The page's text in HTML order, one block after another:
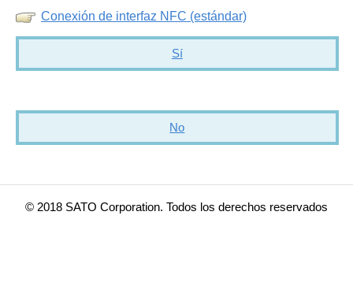
Conexión de interfaz NFC (estándar)
Sí
No
© 2018 SATO Corporation. Todos los derechos reservados